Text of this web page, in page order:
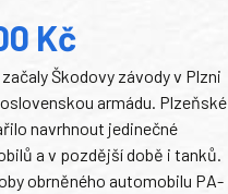
Kč
Škodovy závody v Plzni
armádu. Plzeňské
navrhnout jedinečné
a v pozdější době i tanků.
obrněného automobilu PA-